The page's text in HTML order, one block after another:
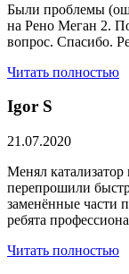
Были проблемы
на Рено Меган 2.
вопрос. Спасибо.
Читать полностью
​Igor S
21.07.2020
Менял катализатор
перепрошили
заменённые части
ребята
Читать полностью